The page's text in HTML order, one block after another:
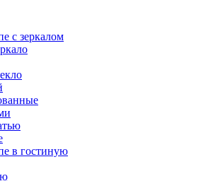
с зеркалом
в гостиную